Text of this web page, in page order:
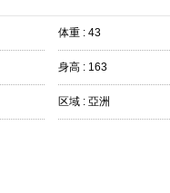
体重 : 43
身高 : 163
区域 : 亞洲